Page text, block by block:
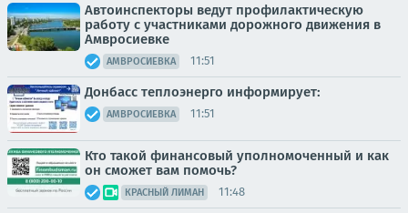
Автоинспекторы ведут профилактическую
работу с участниками дорожного движения в
Амвросиевке
АМВРОСИЕВКА 11:51
Донбасс теплоэнерго информирует:
АМВРОСИЕВКА 11:51
Кто такой финансовый уполномоченный и как
он сможет вам помочь?
КРАСНЫЙ ЛИМАН 11:48